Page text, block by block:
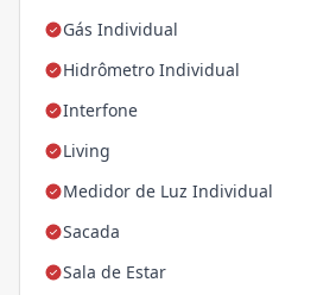
Gás Individual
Hidrômetro Individual
Interfone
Living
Medidor de Luz Individual
Sacada
Sala de Estar